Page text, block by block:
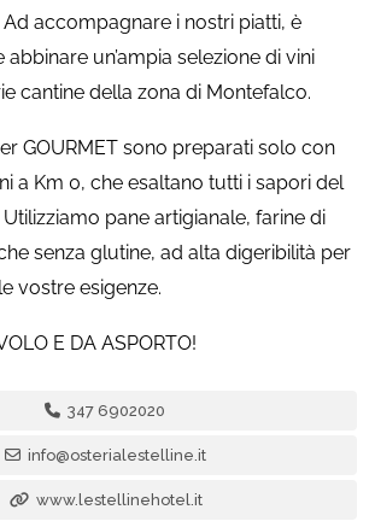
accompagnare i nostri piatti, è
un’ampia selezione di vini
cantine della zona di Montefalco.
GOURMET sono preparati solo con
a Km 0, che esaltano tutti i sapori del
pane artigianale, farine di
senza glutine, ad alta digeribilità per
vostre esigenze.
E DA ASPORTO!
347 6902020
info@osterialestelline.it
www.lestellinehotel.it